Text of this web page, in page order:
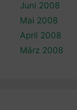
Juni 2008
Mai 2008
April 2008
März 2008